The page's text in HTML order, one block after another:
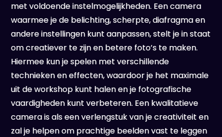
met voldoende instelmogelijkheden. Een camera
waarmee je de belichting, scherpte, diafragma en
andere instellingen kunt aanpassen, stelt je in staat
om creatiever te zijn en betere foto’s te maken.
Hiermee kun je spelen met verschillende
technieken en effecten, waardoor je het maximale
uit de workshop kunt halen en je fotografische
vaardigheden kunt verbeteren. Een kwalitatieve
camera is als een verlengstuk van je creativiteit en
zal je helpen om prachtige beelden vast te leggen